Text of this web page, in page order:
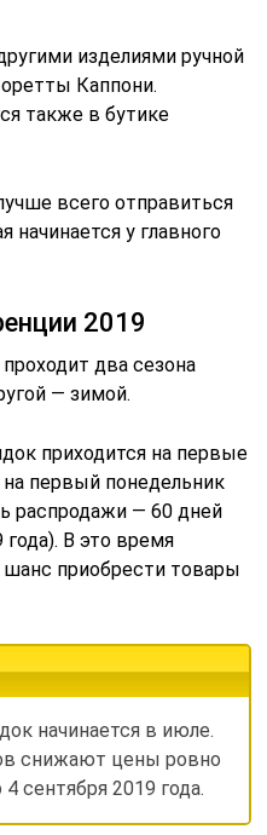
изделиями ручной
Каппони.
также в бутике
всего отправиться
начинается у главного
2019
два сезона
— зимой.
приходится на первые
первый понедельник
распродажи — 60 дней
года). В это время
шанс приобрести товары
начинается в июле.
снижают цены ровно
сентября 2019 года.